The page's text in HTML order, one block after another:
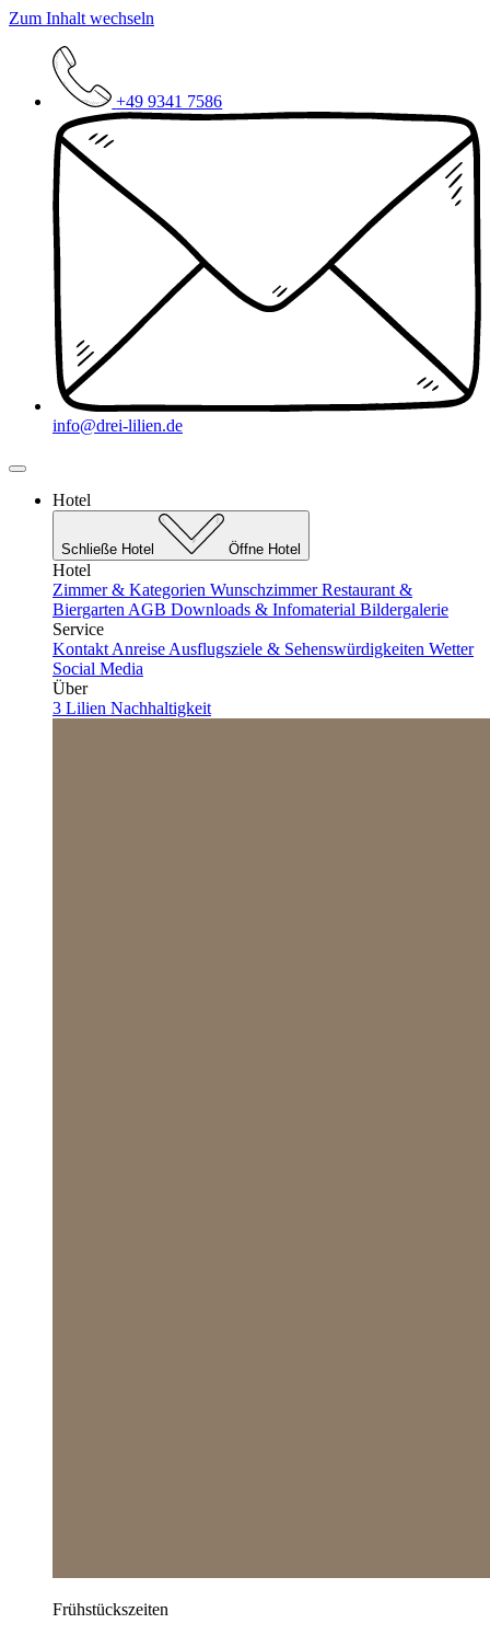
Zum Inhalt wechseln
+49 9341 7586
info@drei-lilien.de
Hotel
Schließe Hotel Öffne Hotel
Hotel
Zimmer & Kategorien WunschzimmerRestaurant &
Biergarten AGB Downloads & Infomaterial Bildergalerie
Service
Kontakt Anreise Ausflugsziele & Sehenswürdigkeiten Wetter
Social Media
Über
3 Lilien Nachhaltigkeit
Frühstückszeiten